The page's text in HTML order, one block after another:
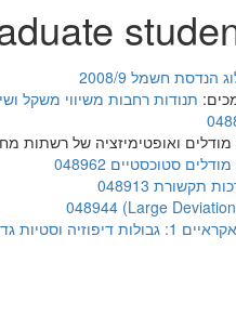
הנדסת חשמל 2008/9
תנודות רחבות משיווי משקל
048913
(Large
הסתברותיים 048979